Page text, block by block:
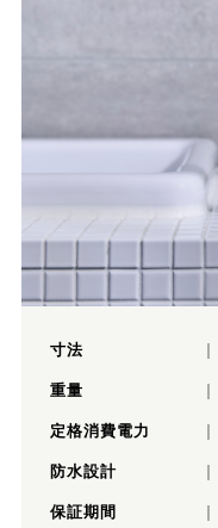
寸法
重量
定格消費電力
防水設計
保証期間